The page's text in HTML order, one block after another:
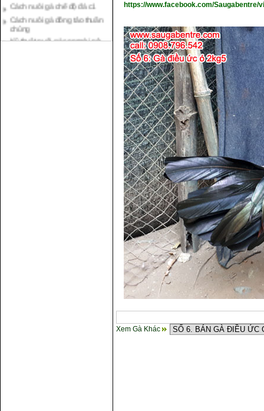
Cách nuôi gà đông tảo thuần
chủng
Kỹ thuật nuôi gà con mới nở
https://www.facebook.com/Saugabentre/
Xem Gà Khác